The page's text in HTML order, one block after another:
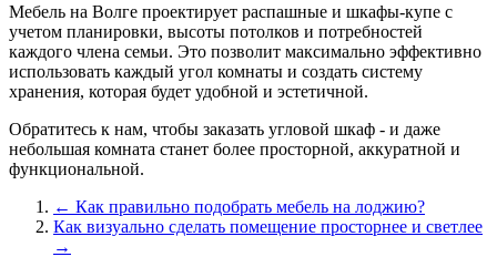
Мебель на Волге проектирует распашные и шкафы-купе с
учетом планировки, высоты потолков и потребностей
каждого члена семьи. Это позволит максимально эффективно
использовать каждый угол комнаты и создать систему
хранения, которая будет удобной и эстетичной.
Обратитесь к нам, чтобы заказать угловой шкаф - и даже
небольшая комната станет более просторной, аккуратной и
функциональной.
← Как правильно подобрать мебель на лоджию?
Как визуально сделать помещение просторнее и светлее
→